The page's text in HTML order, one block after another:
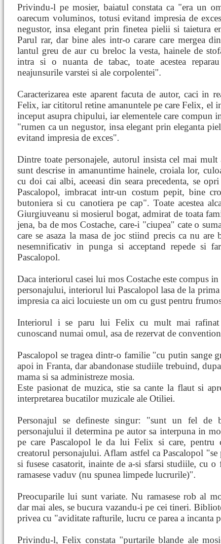
Privindu-l pe mosier, baiatul constata ca "era un
oarecum voluminos, totusi evitand impresia de
negustor, insa elegant prin finetea pielii si taietura
Parul rar, dar bine ales intr-o carare care mergea
lantul greu de aur cu breloc la vesta, hainele de
intra si o nuanta de tabac, toate acestea
neajunsurile varstei si ale corpolentei".
Caracterizarea este aparent facuta de autor, caci in
Felix, iar cititorul retine amanuntele pe care Felix, el
inceput asupra chipului, iar elementele care compun
"rumen ca un negustor, insa elegant prin eleganta
evitand impresia de exces".
Dintre toate personajele, autorul insista cel mai
sunt descrise in amanuntime hainele, croiala lor,
cu doi cai albi, aceeasi din seara precedenta, se
Pascalopol, imbracat intr-un costum pepit, bine
butoniera si cu canotiera pe cap". Toate acestea
Giurgiuveanu si mosierul bogat, admirat de toata
jena, ba de mos Costache, care-i "ciupea" cate o
care se asaza la masa de joc stiind precis ca nu
nesemnificativ in punga si acceptand repede si
Pascalopol.
Daca interiorul casei lui mos Costache este compus
personajului, interiorul lui Pascalopol lasa de la
impresia ca aici locuieste un om cu gust pentru
Interiorul i se paru lui Felix cu mult mai
cunoscand numai omul, asa de rezervat de
Pascalopol se tragea dintr-o familie "cu putin sange
apoi in Franta, dar abandonase studiile trebuind,
mama si sa administreze mosia.
Este pasionat de muzica, stie sa cante la flaut si
interpretarea bucatilor muzicale ale Otiliei.
Personajul se defineste singur: "sunt un fel de
personajului il determina pe autor sa interpuna in
pe care Pascalopol le da lui Felix si care, pentru
creatorul personajului. Aflam astfel ca Pascalopol
si fusese casatorit, inainte de a-si sfarsi studiile, cu o
ramasese vaduv (nu spunea limpede lucrurile)".
Preocuparile lui sunt variate. Nu ramasese rob al
dar mai ales, se bucura vazandu-i pe cei tineri.
privea cu "aviditate rafturile, lucru ce parea a incanta
Privindu-l, Felix constata "purtarile blande ale